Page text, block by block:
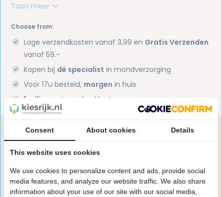
Toon meer
Choose from:
Lage verzendkosten vanaf 3,99 en Gratis Verzenden
vanaf 59.-
Kopen bij dé specialist in mondverzorging
Voor 17u besteld, morgen in huis
1 miljoen+
tevreden klanten
Heb je een vraag over dit product?
Onze specialisten helpen je graag! Spreek ons aan
in de chat of stuur een e-mail.
Stuur e-mail
Consent About cookies Details
This website uses cookies
We use cookies to personalize content and ads, provide social
media features, and analyze our website traffic. We also share
information about your use of our site with our social media,